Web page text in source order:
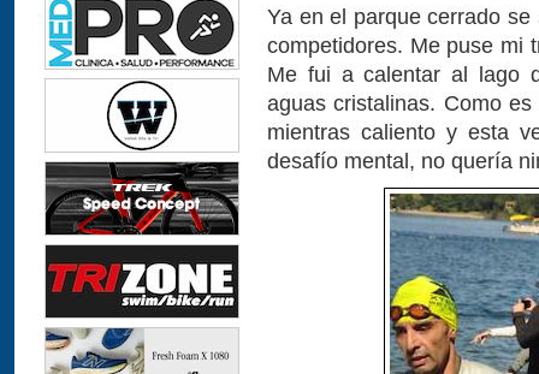
Ya en el parque cerrado
competidores. Me puse mi
Me fui a calentar al lago
aguas cristalinas. Como
mientras caliento y esta
desafío mental, no quería